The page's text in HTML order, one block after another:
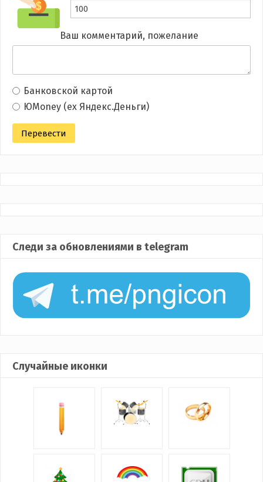
Ваш комментарий, пожелание
Банковской картой
ЮMoney (ex Яндекс.Деньги)
Следи за обновлениями в telegram
Случайные иконки